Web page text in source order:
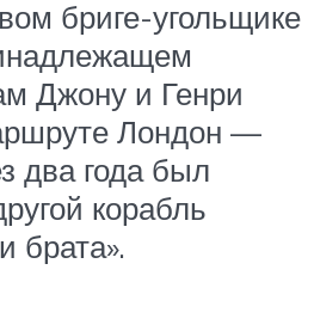
бриге-угольщике
Джону и Генри
Лондон —
два года был
корабль
брата».